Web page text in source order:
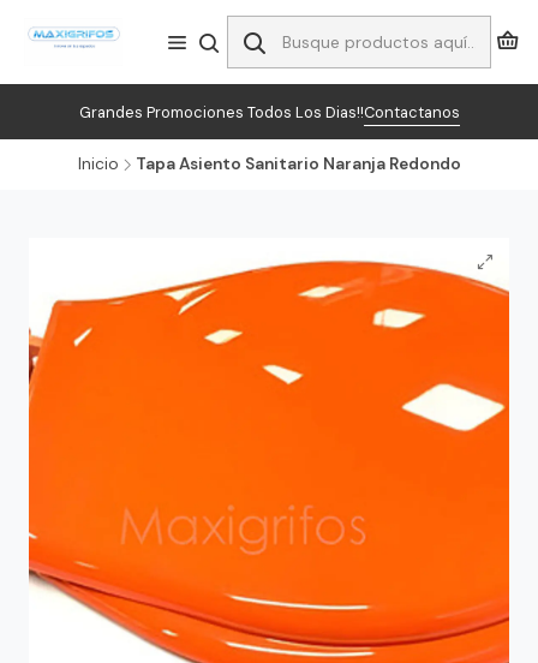
Grandes Promociones Todos Los Dias!!Contactanos
Inicio Tapa Asiento Sanitario Naranja Redondo